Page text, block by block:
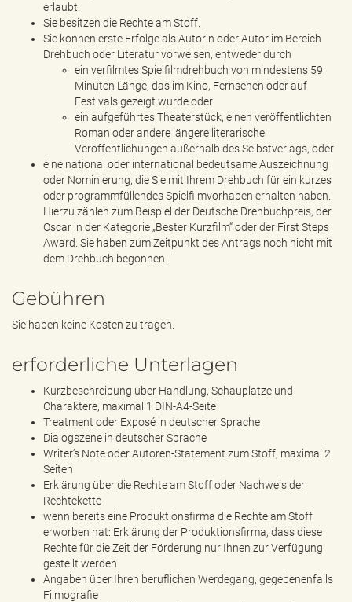
erlaubt.
Sie besitzen die Rechte am Stoff.
Sie können erste Erfolge als Autorin oder Autor im Bereich
Drehbuch oder Literatur vorweisen, entweder durch
ein verfilmtes Spielfilmdrehbuch von mindestens 59
Minuten Länge, das im Kino, Fernsehen oder auf
Festivals gezeigt wurde oder
ein aufgeführtes Theaterstück, einen veröffentlichten
Roman oder andere längere literarische
Veröffentlichungen außerhalb des Selbstverlags, oder
eine national oder international bedeutsame Auszeichnung
oder Nominierung, die Sie mit Ihrem Drehbuch für ein kurzes
oder programmfüllendes Spielfilmvorhaben erhalten haben.
Hierzu zählen zum Beispiel der Deutsche Drehbuchpreis, der
Oscar in der Kategorie „Bester Kurzfilm“ oder der First Steps
Award. Sie haben zum Zeitpunkt des Antrags noch nicht mit
dem Drehbuch begonnen.
Gebühren
Sie haben keine Kosten zu tragen.
erforderliche Unterlagen
Kurzbeschreibung über Handlung, Schauplätze und
Charaktere, maximal 1 DIN-A4-Seite
Treatment oder Exposé in deutscher Sprache
Dialogszene in deutscher Sprache
Writer’s Note oder Autoren-Statement zum Stoff, maximal 2
Seiten
Erklärung über die Rechte am Stoff oder Nachweis der
Rechtekette
wenn bereits eine Produktionsfirma die Rechte am Stoff
erworben hat: Erklärung der Produktionsfirma, dass diese
Rechte für die Zeit der Förderung nur Ihnen zur Verfügung
gestellt werden
Angaben über Ihren beruflichen Werdegang, gegebenenfalls
Filmografie